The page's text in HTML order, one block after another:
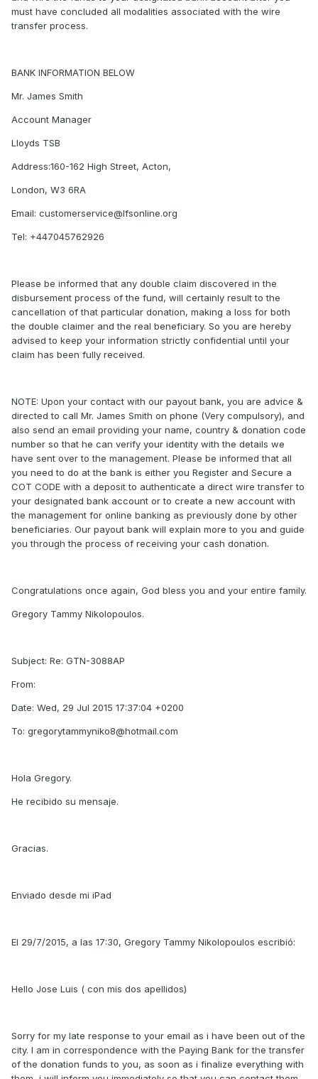
must have concluded all modalities associated with the wire
transfer process.
BANK INFORMATION BELOW
Mr. James Smith
Account Manager
Lloyds TSB
Address:160-162 High Street, Acton,
London, W3 6RA
Email: customerservice@lfsonline.org
Tel: +447045762926
Please be informed that any double claim discovered in the
disbursement process of the fund, will certainly result to the
cancellation of that particular donation, making a loss for both
the double claimer and the real beneficiary. So you are hereby
advised to keep your information strictly confidential until your
claim has been fully received.
NOTE: Upon your contact with our payout bank, you are advice &
directed to call Mr. James Smith on phone (Very compulsory), and
also send an email providing your name, country & donation code
number so that he can verify your identity with the details we
have sent over to the management. Please be informed that all
you need to do at the bank is either you Register and Secure a
COT CODE with a deposit to authenticate a direct wire transfer to
your designated bank account or to create a new account with
the management for online banking as previously done by other
beneficiaries. Our payout bank will explain more to you and guide
you through the process of receiving your cash donation.
Congratulations once again, God bless you and your entire family.
Gregory Tammy Nikolopoulos.
Subject: Re: GTN-3088AP
From:
Date: Wed, 29 Jul 2015 17:37:04 +0200
To: gregorytammyniko8@hotmail.com
Hola Gregory.
He recibido su mensaje.
Gracias.
Enviado desde mi iPad
El 29/7/2015, a las 17:30, Gregory Tammy Nikolopoulos escribió:
Hello Jose Luis ( con mis dos apellidos)
Sorry for my late response to your email as i have been out of the
city. I am in correspondence with the Paying Bank for the transfer
of the donation funds to you, as soon as i finalize everything with